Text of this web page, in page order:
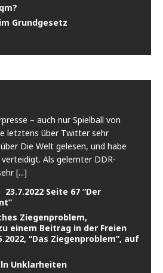
Grundgesetz
– auch nur Spielball von
letztens über Twitter sehr
Die Welt gelesen, und habe
Als gelernter DDR-
[...]
Seite 67 “Der
Ziegenproblem,
einem Beitrag in der Freien
“Das Ziegenproblem”, auf
Unklarheiten